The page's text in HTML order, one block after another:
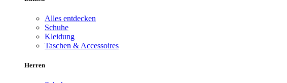
Alles entdecken
Schuhe
Kleidung
Taschen & Accessoires
Herren